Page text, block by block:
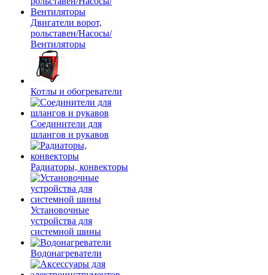
Двигатели ворот,
рольставен/Насосы/
Вентиляторы
Котлы и обогреватели
Соединители для
шлангов и рукавов
Радиаторы, конвекторы
Установочные
устройства для
системной шины
Водонагреватели